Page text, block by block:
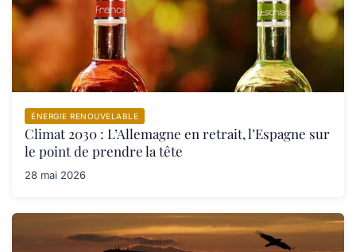
ÉNERGIE RENOUVELABLE
Climat 2030 : L’Allemagne en retrait, l’Espagne sur
le point de prendre la tête
28 mai 2026